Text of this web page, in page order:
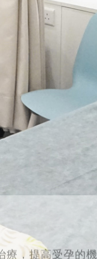
療，提高受孕的機